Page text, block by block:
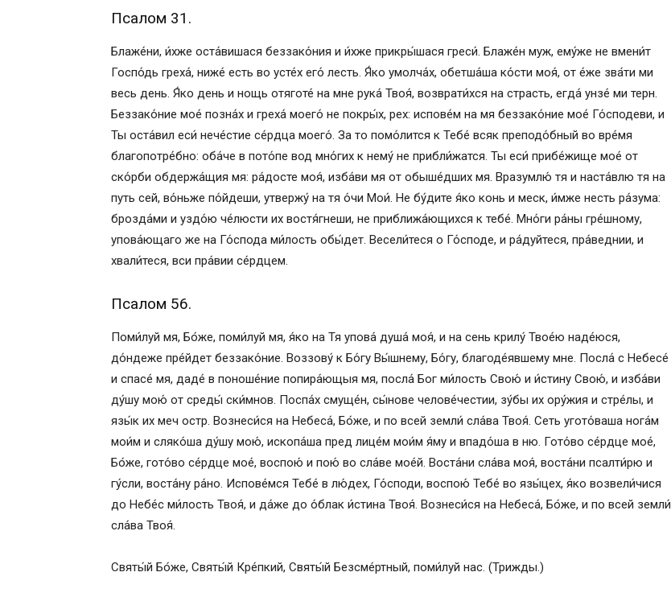
Псалом 31.
Блаже́ни, и́хже оста́вишася беззако́ния и и́хже прикры́шася греси́. Блаже́н муж, eму́же не вмени́т
Госпо́дь греха́, ниже́ есть во усте́х eго́ лесть. Я́ко умолча́х, обетша́ша ко́сти моя́, от е́же зва́ти ми
весь день. Я́ко день и нощь отяготе́ на мне рука́ Твоя́, возврати́хся на страсть, егда́ унзе́ ми терн.
Беззако́ние мое́ позна́х и греха́ моего́ не покры́х, рех: испове́м на мя беззако́ние мое́ Го́сподеви, и
Ты оста́вил еси́ нече́стие се́рдца моего́. За то помо́лится к Тебе́ всяк преподо́бный во вре́мя
благопотре́бно: оба́че в пото́пе вод мно́гих к нему́ не прибли́жатся. Ты еси́ прибе́жище мое́ от
ско́рби обдержа́щия мя: ра́досте моя́, изба́ви мя от обыше́дших мя. Вразумлю́ тя и наста́влю тя на
путь сей, во́ньже по́йдеши, утвержу́ на тя о́чи Мои́. Не бу́дите я́ко конь и меск, и́мже несть ра́зума:
брозда́ми и уздо́ю че́люсти их востя́гнеши, не приближа́ющихся к тебе́. Мно́ги ра́ны гре́шному,
упова́ющаго же на Го́спода ми́лость обы́дет. Весели́теся о Го́споде, и ра́дуйтеся, пра́веднии, и
хвали́теся, вси пра́вии се́рдцем.
Псалом 56.
Поми́луй мя, Бо́же, поми́луй мя, я́ко на Тя упова́ душа́ моя́, и на сень крилу́ Твое́ю наде́юся,
до́ндеже пре́йдет беззако́ние. Воззову́ к Бо́гу Вы́шнему, Бо́гу, благоде́явшему мне. Посла́ с Небесе́
и спасе́ мя, даде́ в поноше́ние попира́ющыя мя, посла́ Бог ми́лость Свою́ и и́стину Свою́, и изба́ви
ду́шу мою́ от среды́ ски́мнов. Поспа́х смуще́н, сы́нове челове́честии, зу́бы их ору́жия и стре́лы, и
язы́к их меч остр. Вознеси́ся на Небеса́, Бо́же, и по всей земли́ сла́ва Твоя́. Сеть угото́ваша нога́м
мои́м и сляко́ша ду́шу мою́, ископа́ша пред лице́м мои́м я́му и впадо́ша в ню. Гото́во се́рдце мое́,
Бо́же, гото́во се́рдце мое́, воспою́ и пою́ во сла́ве мое́й. Воста́ни сла́ва моя́, воста́ни псалти́рю и
гу́сли, воста́ну ра́но. Испове́мся Тебе́ в лю́дех, Го́споди, воспою́ Тебе́ во язы́цех, я́ко возвели́чися
до Небе́с ми́лость Твоя́, и да́же до о́блак и́стина Твоя́. Вознеси́ся на Небеса́, Бо́же, и по всей земли́
сла́ва Твоя́.
Святы́й Бо́же, Святы́й Кре́пкий, Святы́й Безсме́ртный, поми́луй нас. (Трижды.)